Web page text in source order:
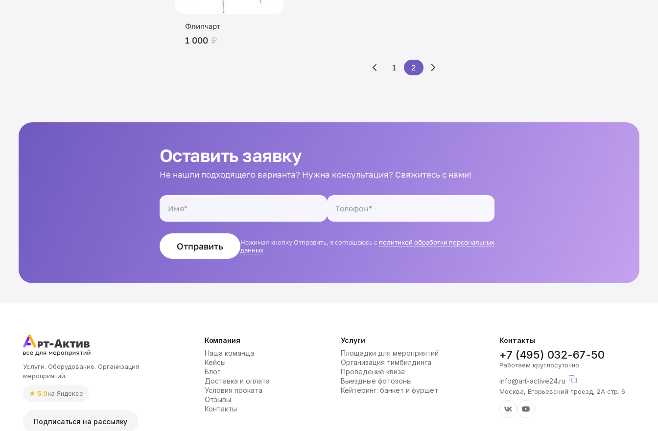
Флипчарт
1 000 ₽
1 2
Оставить заявку
Не нашли подходящего варианта? Нужна консультация? Свяжитесь с нами!
Отправить Нажимая кнопку Отправить, я соглашаюсь с политикой обработки персональных
данных
Услуги. Оборудование. Организация
мероприятий.
★ 5.0на Яндексе
Подписаться на рассылку
Компания
Наша команда
Кейсы
Блог
Доставка и оплата
Условия проката
Отзывы
Контакты
Услуги
Площадки для мероприятий
Организация тимбилдинга
Проведение квиза
Выездные фотозоны
Кейтеринг: банкет и фуршет
Контакты
+7 (495) 032-67-50
Работаем круглосуточно
info@art-active24.ru
Москва, Егорьевский проезд, 2А стр. 6